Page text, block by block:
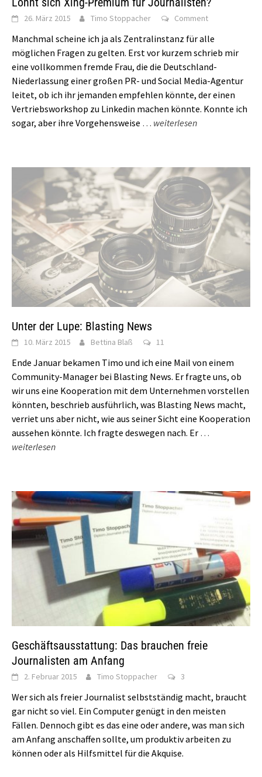
26. März 2015 Timo Stoppacher Comment
Manchmal scheine ich ja als Zentralinstanz für alle
möglichen Fragen zu gelten. Erst vor kurzem schrieb mir
eine vollkommen fremde Frau, die die Deutschland-
Niederlassung einer großen PR- und Social Media-Agentur
leitet, ob ich ihr jemanden empfehlen könnte, der einen
Vertriebsworkshop zu Linkedin machen könnte. Konnte ich
sogar, aber ihre Vorgehensweise … weiterlesen
Unter der Lupe: Blasting News
10. März 2015 Bettina Blaß 11
Ende Januar bekamen Timo und ich eine Mail von einem
Community-Manager bei Blasting News. Er fragte uns, ob
wir uns eine Kooperation mit dem Unternehmen vorstellen
könnten, beschrieb ausführlich, was Blasting News macht,
verriet uns aber nicht, wie aus seiner Sicht eine Kooperation
aussehen könnte. Ich fragte deswegen nach. Er …
weiterlesen
Geschäftsausstattung: Das brauchen freie
Journalisten am Anfang
2. Februar 2015 Timo Stoppacher 3
Wer sich als freier Journalist selbstständig macht, braucht
gar nicht so viel. Ein Computer genügt in den meisten
Fällen. Dennoch gibt es das eine oder andere, was man sich
am Anfang anschaffen sollte, um produktiv arbeiten zu
können oder als Hilfsmittel für die Akquise.